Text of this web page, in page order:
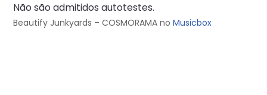
Não são admitidos autotestes.
Beautify Junkyards – COSMORAMA no Musicbox